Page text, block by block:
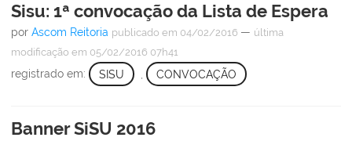
Sisu: 1ª convocação da Lista de Espera
por Ascom Reitoria publicado em 04/02/2016 — última
modificação em 05/02/2016 07h41
registrado em: SISU CONVOCAÇÃO
Banner SiSU 2016